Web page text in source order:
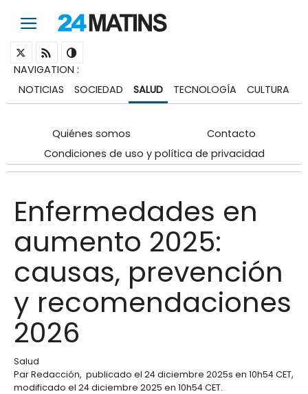
NAVIGATION :
NOTICIAS
SOCIEDAD SALUD TECNOLOGÍA CULTURA
Quiénes somos
Contacto
Condiciones de uso y política de privacidad
Enfermedades en
aumento 2025:
causas, prevención
y recomendaciones
2026
Salud
ParRedacción, publicado el 24 diciembre 2025s en 10h54 CET,
modificado el 24 diciembre 2025 en 10h54 CET.